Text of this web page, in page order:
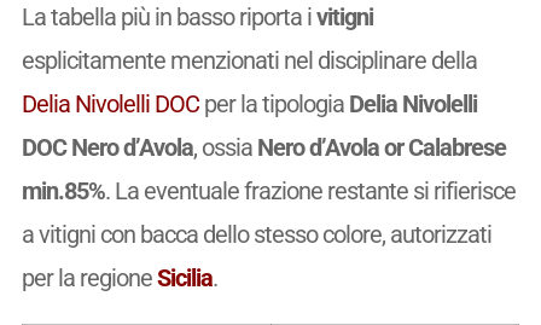
La tabella più in basso riporta ivitigni
esplicitamente menzionati nel disciplinare della
Delia Nivolelli DOCper la tipologia Delia Nivolelli
DOC Nero d’Avola, ossia Nero d’Avola or Calabrese
min.85%. La eventuale frazione restante si rifierisce
a vitigni con bacca dello stesso colore, autorizzati
per la regioneSicilia.